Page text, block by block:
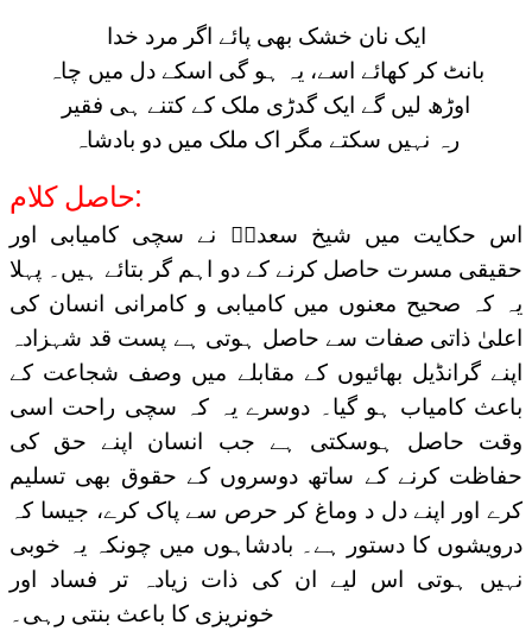
ایک نان خشک بھی پائے اگر مرد خدا
بانٹ کر کھائے اسے، یہ ہو گی اسکے دل میں چاہ
اوڑھ لیں گے ایک گدڑی ملک کے کتنے ہی فقیر
رہ نہیں سکتے مگر اک ملک میں دو بادشاہ
حاصل کلام:
اس حکایت میں شیخ سعدیؒ نے سچی کامیابی اور
حقیقی مسرت حاصل کرنے کے دو اہم گر بتائے ہیں۔ پہلا
یہ کہ صحیح معنوں میں کامیابی و کامرانی انسان کی
اعلیٰ ذاتی صفات سے حاصل ہوتی ہے پست قد شہزادہ
اپنے گرانڈیل بھائیوں کے مقابلے میں وصف شجاعت کے
باعث کامیاب ہو گیا۔ دوسرے یہ کہ سچی راحت اسی
وقت حاصل ہوسکتی ہے جب انسان اپنے حق کی
حفاظت کرنے کے ساتھ دوسروں کے حقوق بھی تسلیم
کرے اور اپنے دل د وماغ کر حرص سے پاک کرے، جیسا کہ
درویشوں کا دستور ہے۔ بادشاہوں میں چونکہ یہ خوبی
نہیں ہوتی اس لیے ان کی ذات زیادہ تر فساد اور
خونریزی کا باعث بنتی رہی۔